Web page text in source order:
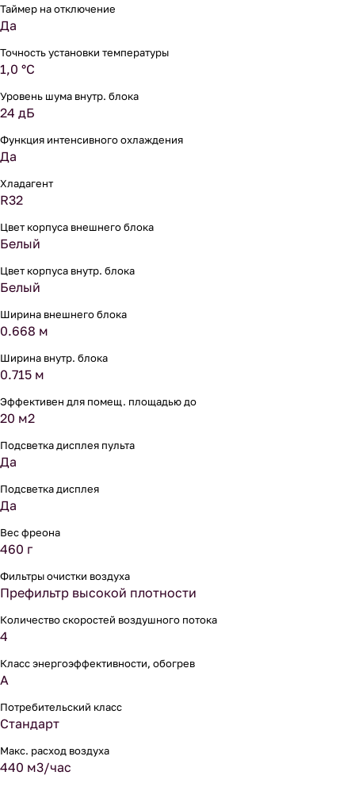
Таймер на отключение
Да
Точность установки температуры
1,0 °С
Уровень шума внутр. блока
24 дБ
Функция интенсивного охлаждения
Да
Хладагент
R32
Цвет корпуса внешнего блока
Белый
Цвет корпуса внутр. блока
Белый
Ширина внешнего блока
0.668 м
Ширина внутр. блока
0.715 м
Эффективен для помещ. площадью до
20 м2
Подсветка дисплея пульта
Да
Подсветка дисплея
Да
Вес фреона
460 г
Фильтры очистки воздуха
Префильтр высокой плотности
Количество скоростей воздушного потока
4
Класс энергоэффективности, обогрев
A
Потребительский класс
Стандарт
Макс. расход воздуха
440 м3/час